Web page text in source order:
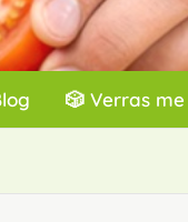
🎲 Verras me